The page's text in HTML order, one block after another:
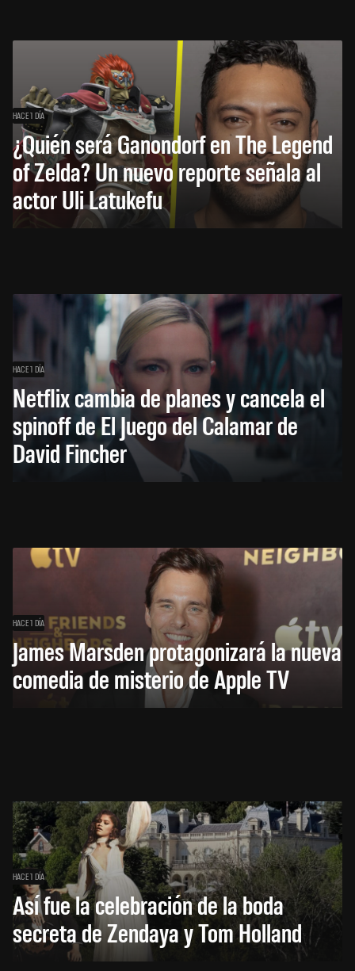
HACE 1 DÍA
¿Quién será Ganondorf en The Legend
of Zelda? Un nuevo reporte señala al
actor Uli Latukefu
HACE 1 DÍA
Netflix cambia de planes y cancela el
spinoff de El Juego del Calamar de
David Fincher
HACE 1 DÍA
James Marsden protagonizará la nueva
comedia de misterio de Apple TV
HACE 1 DÍA
Así fue la celebración de la boda
secreta de Zendaya y Tom Holland